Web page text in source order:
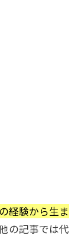
経験から生ま
の記事では代